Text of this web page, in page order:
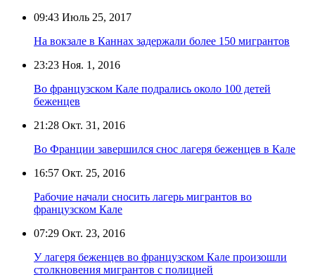
09:43 Июль 25, 2017
На вокзале в Каннах задержали более 150 мигрантов
23:23 Ноя. 1, 2016
Во французском Кале подрались около 100 детей
беженцев
21:28 Окт. 31, 2016
Во Франции завершился снос лагеря беженцев в Кале
16:57 Окт. 25, 2016
Рабочие начали сносить лагерь мигрантов во
французском Кале
07:29 Окт. 23, 2016
У лагеря беженцев во французском Кале произошли
столкновения мигрантов с полицией